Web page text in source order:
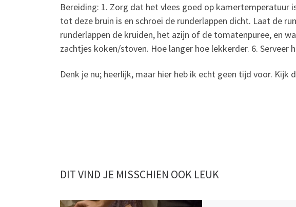
Bereiding: 1. Zorg dat het vlees goed op kamertemperatuur
tot deze bruin is en schroei de runderlappen dicht. Laat de
runderlappen de kruiden, het azijn of de tomatenpuree, en
zachtjes koken/stoven. Hoe langer hoe lekkerder. 6.
Denk je nu; heerlijk, maar hier heb ik echt geen tijd voor. Kijk
DIT VIND JE MISSCHIEN OOK LEUK